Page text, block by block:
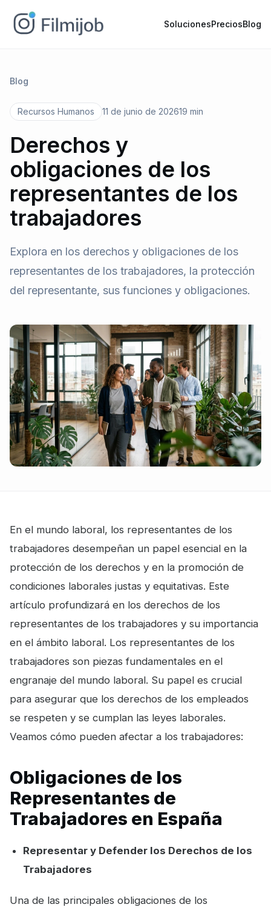
SolucionesPreciosBlog
Blog
Recursos Humanos 11 de junio de 202619 min
Derechos y
obligaciones de los
representantes de los
trabajadores
Explora en los derechos y obligaciones de los
representantes de los trabajadores, la protección
del representante, sus funciones y obligaciones.
En el mundo laboral, los representantes de los
trabajadores desempeñan un papel esencial en la
protección de los derechos y en la promoción de
condiciones laborales justas y equitativas. Este
artículo profundizará en los derechos de los
representantes de los trabajadores y su importancia
en el ámbito laboral. Los representantes de los
trabajadores son piezas fundamentales en el
engranaje del mundo laboral. Su papel es crucial
para asegurar que los derechos de los empleados
se respeten y se cumplan las leyes laborales.
Veamos cómo pueden afectar a los trabajadores:
Obligaciones de los
Representantes de
Trabajadores en España
Representar y Defender los Derechos de los
Trabajadores
Una de las principales obligaciones de los